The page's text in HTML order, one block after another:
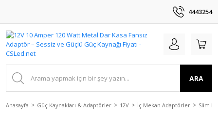
4443254
ARA
Anasayfa Güç Kaynakları & Adaptörler 12V İç Mekan Adaptörler Slim